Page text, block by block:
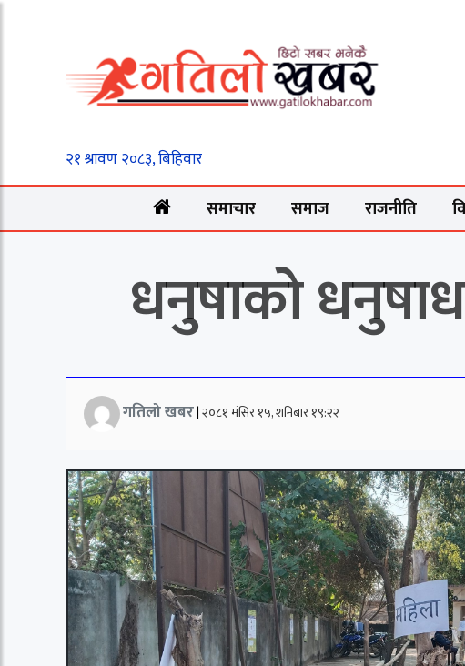
समाचार समाज राजनीति
धनुषाको
गतिलो खबर|२०८१ मंसिर १५, शनिबार १९:२२